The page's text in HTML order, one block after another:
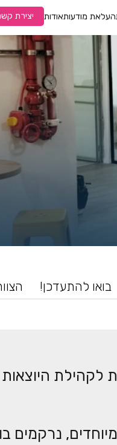
העלאת מודעותאודות יצירת
בואו להתעדכן!
היוצאות
נרקמים